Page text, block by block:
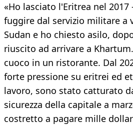
«Ho lasciato l'Eritrea nel 2017
fuggire dal servizio militare a
Sudan e ho chiesto asilo,
riuscito ad arrivare a
cuoco in un ristorante. Dal
forte pressione su eritrei ed
lavoro, sono stato catturato
sicurezza della capitale a
costretto a pagare mille